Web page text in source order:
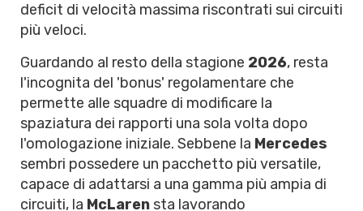
deficit di velocità massima riscontrati sui circuiti
più veloci.
Guardando al resto della stagione 2026, resta
l'incognita del 'bonus' regolamentare che
permette alle squadre di modificare la
spaziatura dei rapporti una sola volta dopo
l'omologazione iniziale. Sebbene la Mercedes
sembri possedere un pacchetto più versatile,
capace di adattarsi a una gamma più ampia di
circuiti, la McLaren sta lavorando